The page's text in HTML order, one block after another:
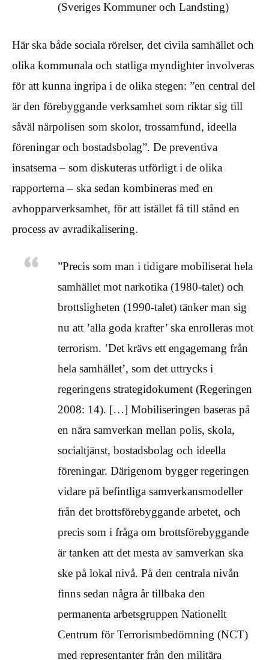
(Sveriges Kommuner och Landsting)
Här ska både sociala rörelser, det civila samhället och
olika kommunala och statliga myndighter involveras
för att kunna ingripa i de olika stegen: ”en central del
är den förebyggande verksamhet som riktar sig till
såväl närpolisen som skolor, trossamfund, ideella
föreningar och bostadsbolag”. De preventiva
insatserna – som diskuteras utförligt i de olika
rapporterna – ska sedan kombineras med en
avhopparverksamhet, för att istället få till stånd en
process av avradikalisering.
”Precis som man i tidigare mobiliserat hela
samhället mot narkotika (1980-talet) och
brottsligheten (1990-talet) tänker man sig
nu att ’alla goda krafter’ ska enrolleras mot
terrorism. ’Det krävs ett engagemang från
hela samhället’, som det uttrycks i
regeringens strategidokument (Regeringen
2008: 14). […] Mobiliseringen baseras på
en nära samverkan mellan polis, skola,
socialtjänst, bostadsbolag och ideella
föreningar. Därigenom bygger regeringen
vidare på befintliga samverkansmodeller
från det brottsförebyggande arbetet, och
precis som i fråga om brottsförebyggande
är tanken att det mesta av samverkan ska
ske på lokal nivå. På den centrala nivån
finns sedan några år tillbaka den
permanenta arbetsgruppen Nationellt
Centrum för Terrorismbedömning (NCT)
med representanter från den militära